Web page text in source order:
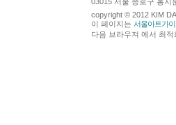
copyright © 2012 KIM
이 페이지는 서울아트가이
다음 브라우져 에서 최